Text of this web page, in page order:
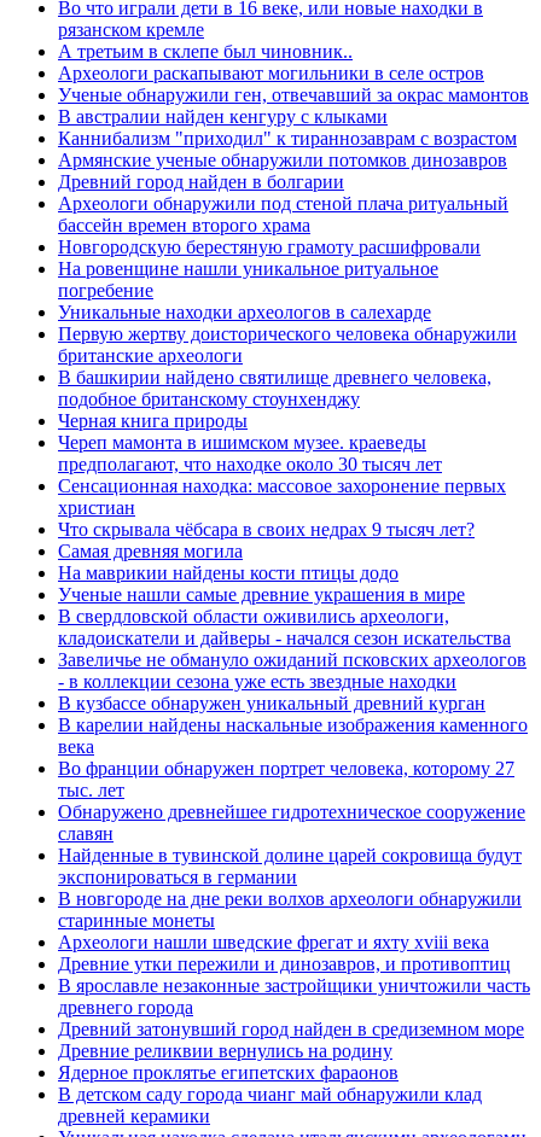
Во что играли дети в 16 веке, или новые находки в
рязанском кремле
А третьим в склепе был чиновник..
Археологи раскапывают могильники в селе остров
Ученые обнаружили ген, отвечавший за окрас мамонтов
В австралии найден кенгуру с клыками
Каннибализм "приходил" к тираннозаврам с возрастом
Армянские ученые обнаружили потомков динозавров
Древний город найден в болгарии
Археологи обнаружили под стеной плача ритуальный
бассейн времен второго храма
Новгородскую берестяную грамоту расшифровали
На ровенщине нашли уникальное ритуальное
погребение
Уникальные находки археологов в салехарде
Первую жертву доисторического человека обнаружили
британские археологи
В башкирии найдено святилище древнего человека,
подобное британскому стоунхенджу
Черная книга природы
Череп мамонта в ишимском музее. краеведы
предполагают, что находке около 30 тысяч лет
Сенсационная находка: массовое захоронение первых
христиан
Что скрывала чёбсара в своих недрах 9 тысяч лет?
Самая древняя могила
На маврикии найдены кости птицы додо
Ученые нашли самые древние украшения в мире
В свердловской области оживились археологи,
кладоискатели и дайверы - начался сезон искательства
Завеличье не обмануло ожиданий псковских археологов
- в коллекции сезона уже есть звездные находки
В кузбассе обнаружен уникальный древний курган
В карелии найдены наскальные изображения каменного
века
Во франции обнаружен портрет человека, которому 27
тыс. лет
Обнаружено древнейшее гидротехническое сооружение
славян
Найденные в тувинской долине царей сокровища будут
экспонироваться в германии
В новгороде на дне реки волхов археологи обнаружили
старинные монеты
Археологи нашли шведские фрегат и яхту xviii века
Древние утки пережили и динозавров, и противоптиц
В ярославле незаконные застройщики уничтожили часть
древнего города
Древний затонувший город найден в средиземном море
Древние реликвии вернулись на родину
Ядерное проклятье египетских фараонов
В детском саду города чианг май обнаружили клад
древней керамики